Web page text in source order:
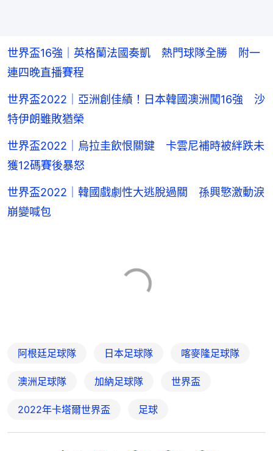
世界盃16強｜英格蘭法國奏凱 熱門球隊全勝 附一
連四晚直播賽程
世界盃2022｜亞洲創佳績！日本韓國澳洲闖16強 沙
特伊朗雖敗猶榮
世界盃2022｜烏拉圭飲恨關鍵 卡雲尼補時被絆跌未
獲12碼賽後暴怒
世界盃2022｜韓國戲劇性大逃脫過關 孫興慜激動淚
崩變喊包
阿根廷足球隊 日本足球隊 喀麥隆足球隊
澳洲足球隊 加納足球隊 世界盃
2022年卡塔爾世界盃 足球